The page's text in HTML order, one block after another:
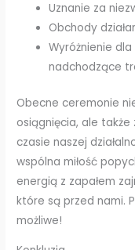
Uznanie za
Obchody
Wyróżnienie
nadchodzące
Obecne ceremonie
osiągnięcia, ale także
czasie naszej
wspólna miłość
energią z zapałem
które są przed nami.
możliwe!